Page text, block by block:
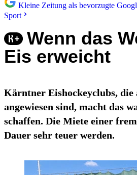
Kleine Zeitung als bevorzugte
Sport
Wenn das
Eis erweicht
Kärntner Eishockeyclubs, die
angewiesen sind, macht das
schaffen. Die Miete einer
Dauer sehr teuer werden.